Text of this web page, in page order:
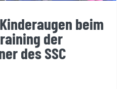
beim
der
des SSC